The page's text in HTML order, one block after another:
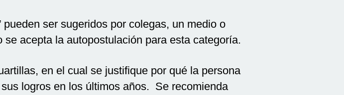
ser sugeridos por colegas, un medio o
acepta la autopostulación para esta categoría.
en el cual se justifique por qué la persona
logros en los últimos años. Se recomienda